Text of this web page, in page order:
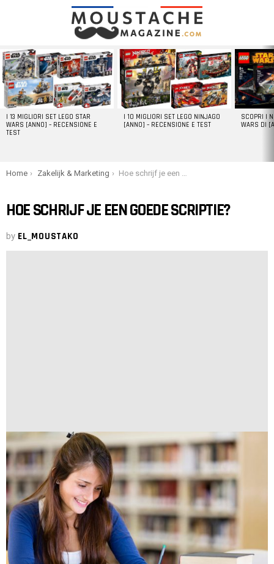
LATEST
STORIES
I 13 MIGLIORI SET LEGO STAR
WARS [ANNO] – RECENSIONE E
TEST
I 10 MIGLIORI SET LEGO NINJAGO
[ANNO] – RECENSIONE E TEST
SCOPRI I
WARS DI
You are here:
Home Zakelijk & Marketing Hoe schrijf je een goede scriptie?
HOE SCHRIJF JE EEN GOEDE SCRIPTIE?
by EL_MOUSTAKO